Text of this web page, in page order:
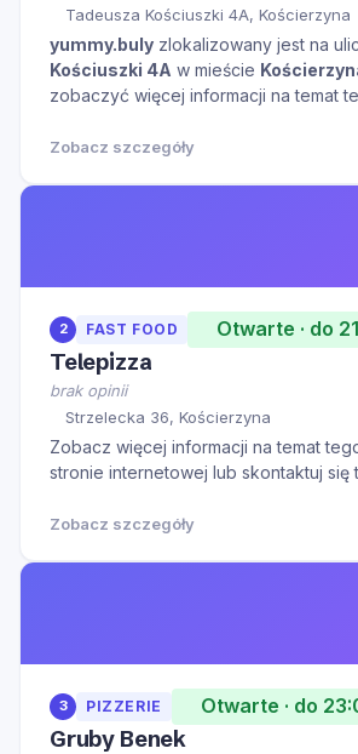
Tadeusza Kościuszki 4A, Kościerzyna
yummy.buly zlokalizowany jest na
Kościuszki 4A w mieście
zobaczyć więcej informacji na temat
Zobacz szczegóły
2 FAST FOOD Otwarte · do
Telepizza
brak opinii
Strzelecka 36, Kościerzyna
Zobacz więcej informacji na temat
stronie internetowej lub skontaktuj się
Zobacz szczegóły
3 PIZZERIE Otwarte · do
Gruby Benek